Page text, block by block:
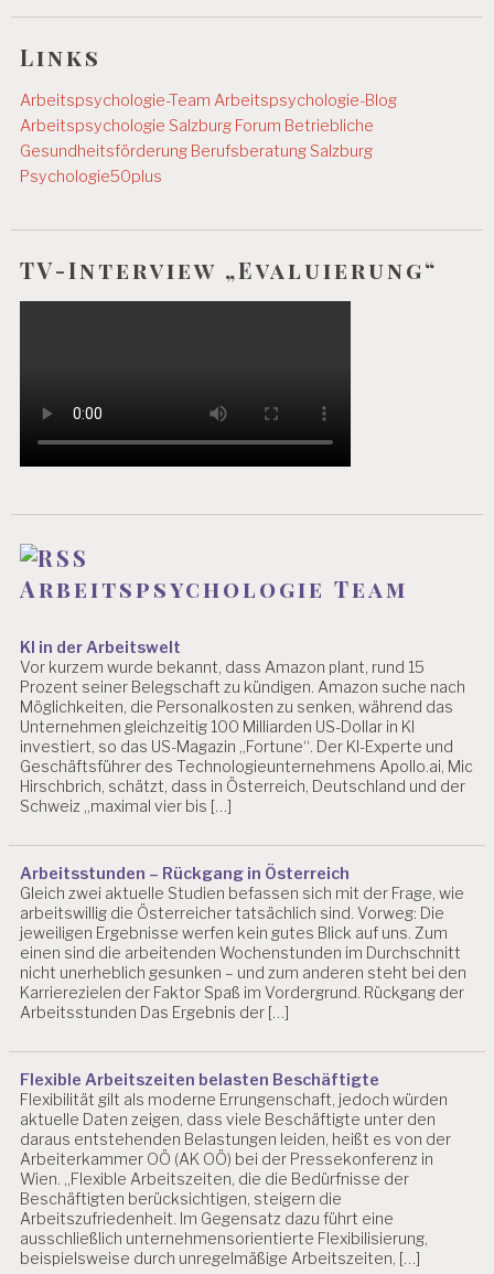
L
S
U
N
G
E
R
A
R
B
R
Ä
N
T
I
O
N
S
E
M
A
R
W
EI
T
E
R
D
U
N
G
Links
Arbeitspsychologie-TeamArbeitspsychologie-Blog
Arbeitspsychologie Salzburg Forum Betriebliche
Gesundheitsförderung Berufsberatung Salzburg
Psychologie50plus
TV-Interview „Evaluierung“
Arbeitspsychologie Team
KI in der Arbeitswelt
Vor kurzem wurde bekannt, dass Amazon plant, rund 15
Prozent seiner Belegschaft zu kündigen. Amazon suche nach
Möglichkeiten, die Personalkosten zu senken, während das
Unternehmen gleichzeitig 100 Milliarden US-Dollar in KI
investiert, so das US-Magazin „Fortune“. Der KI-Experte und
Geschäftsführer des Technologieunternehmens Apollo.ai, Mic
Hirschbrich, schätzt, dass in Österreich, Deutschland und der
Schweiz „maximal vier bis […]
Arbeitsstunden – Rückgang in Österreich
Gleich zwei aktuelle Studien befassen sich mit der Frage, wie
arbeitswillig die Österreicher tatsächlich sind. Vorweg: Die
jeweiligen Ergebnisse werfen kein gutes Blick auf uns. Zum
einen sind die arbeitenden Wochenstunden im Durchschnitt
nicht unerheblich gesunken – und zum anderen steht bei den
Karrierezielen der Faktor Spaß im Vordergrund. Rückgang der
Arbeitsstunden Das Ergebnis der […]
Flexible Arbeitszeiten belasten Beschäftigte
Flexibilität gilt als moderne Errungenschaft, jedoch würden
aktuelle Daten zeigen, dass viele Beschäftigte unter den
daraus entstehenden Belastungen leiden, heißt es von der
Arbeiterkammer OÖ (AK OÖ) bei der Pressekonferenz in
Wien. „Flexible Arbeitszeiten, die die Bedürfnisse der
Beschäftigten berücksichtigen, steigern die
Arbeitszufriedenheit. Im Gegensatz dazu führt eine
ausschließlich unternehmensorientierte Flexibilisierung,
beispielsweise durch unregelmäßige Arbeitszeiten, […]